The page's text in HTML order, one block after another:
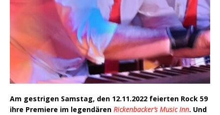
Am gestrigen Samstag, den 12.11.2022 feierten Rock 59
ihre Premiere im legendären Rickenbacker’s Music Inn. Und